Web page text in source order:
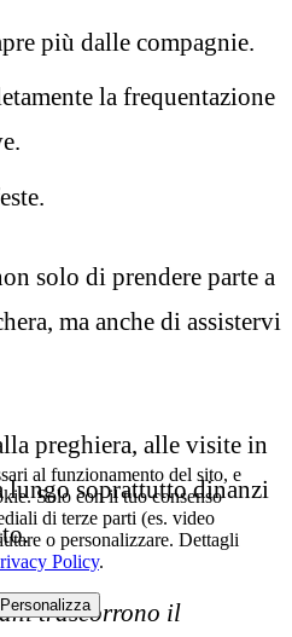
più dalle compagnie.
la frequentazione
solo di prendere parte a
ma anche di assistervi
preghiera, alle visite in
lungo soprattutto dinanzi
trascorrono il
al funzionamento del sito, e
Solo con il tuo consenso
di terze parti (es. video
o personalizzare. Dettagli
Policy.
Personalizza